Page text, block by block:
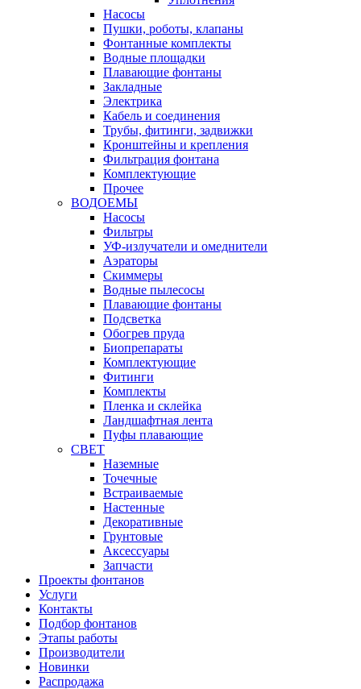
Насосы
Пушки, роботы, клапаны
Фонтанные комплекты
Водные площадки
Плавающие фонтаны
Закладные
Электрика
Кабель и соединения
Трубы, фитинги, задвижки
Кронштейны и крепления
Фильтрация фонтана
Комплектующие
Прочее
ВОДОЕМЫ
Насосы
Фильтры
УФ-излучатели и омеднители
Аэраторы
Cкиммеры
Водные пылесосы
Плавающие фонтаны
Подсветка
Обогрев пруда
Биопрепараты
Комплектующие
Фитинги
Комплекты
Пленка и склейка
Ландшафтная лента
Пуфы плавающие
СВЕТ
Наземные
Точечные
Встраиваемые
Настенные
Декоративные
Грунтовые
Аксессуары
Запчасти
Проекты фонтанов
Услуги
Контакты
Подбор фонтанов
Этапы работы
Производители
Новинки
Распродажа